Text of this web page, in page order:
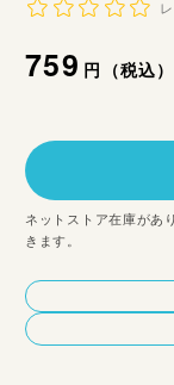
通
価
格
759円（税込）
ネットストア在庫があ
きます。